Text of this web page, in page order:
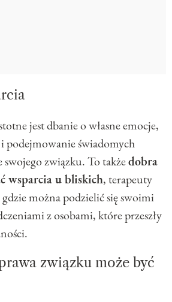
jest dbanie o własne emocje,
podejmowanie świadomych
związku. To takżedobra
wsparcia u bliskich, terapeuty
można podzielić się swoimi
z osobami, które przeszły
związku może być